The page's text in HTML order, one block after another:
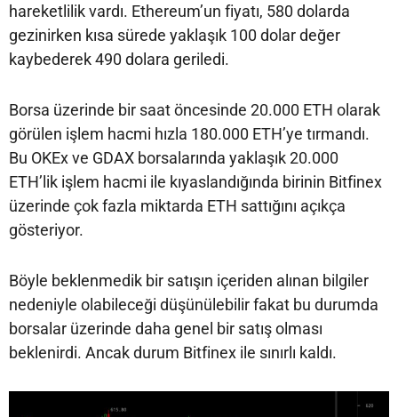
hareketlilik vardı. Ethereum’un fiyatı, 580 dolarda
gezinirken kısa sürede yaklaşık 100 dolar değer
kaybederek 490 dolara geriledi.
Borsa üzerinde bir saat öncesinde 20.000 ETH olarak
görülen işlem hacmi hızla 180.000 ETH’ye tırmandı.
Bu OKEx ve GDAX borsalarında yaklaşık 20.000
ETH’lik işlem hacmi ile kıyaslandığında birinin Bitfinex
üzerinde çok fazla miktarda ETH sattığını açıkça
gösteriyor.
Böyle beklenmedik bir satışın içeriden alınan bilgiler
nedeniyle olabileceği düşünülebilir fakat bu durumda
borsalar üzerinde daha genel bir satış olması
beklenirdi. Ancak durum Bitfinex ile sınırlı kaldı.